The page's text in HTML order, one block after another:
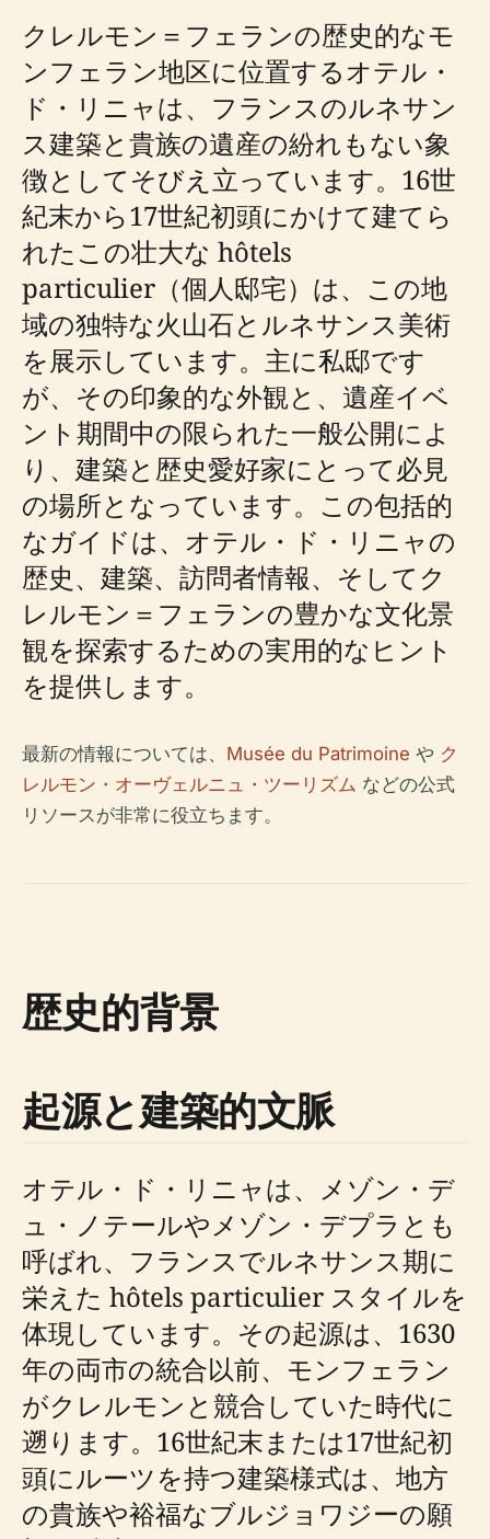
クレルモン＝フェランの歴史的なモ
ンフェラン地区に位置するオテル・
ド・リニャは、フランスのルネサン
ス建築と貴族の遺産の紛れもない象
徴としてそびえ立っています。16世
紀末から17世紀初頭にかけて建てら
れたこの壮大な hôtels
particulier（個人邸宅）は、この地
域の独特な火山石とルネサンス美術
を展示しています。主に私邸です
が、その印象的な外観と、遺産イベ
ント期間中の限られた一般公開によ
り、建築と歴史愛好家にとって必見
の場所となっています。この包括的
なガイドは、オテル・ド・リニャの
歴史、建築、訪問者情報、そしてク
レルモン＝フェランの豊かな文化景
観を探索するための実用的なヒント
を提供します。
最新の情報については、 Musée du Patrimoine や ク
レルモン・オーヴェルニュ・ツーリズム などの公式
リソースが非常に役立ちます。
歴史的背景
起源と建築的文脈
オテル・ド・リニャは、メゾン・デ
ュ・ノテールやメゾン・デプラとも
呼ばれ、フランスでルネサンス期に
栄えた hôtels particulier スタイルを
体現しています。その起源は、1630
年の両市の統合以前、モンフェラン
がクレルモンと競合していた時代に
遡ります。16世紀末または17世紀初
頭にルーツを持つ建築様式は、地方
の貴族や裕福なブルジョワジーの願